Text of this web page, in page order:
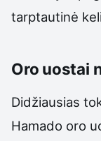
tarptautinė
Oro uostai
Didžiausias
Hamado oro